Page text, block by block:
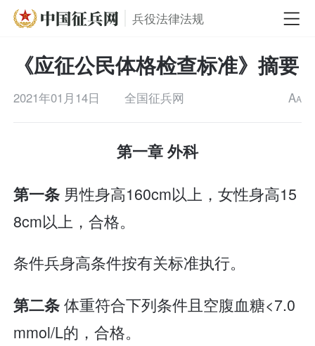
兵役法律法规
《应征公民体格检查标准》摘要
2021年01月14日 全国征兵网 AA
第一章 外科
第一条 男性身高160cm以上，女性身高15
8cm以上，合格。
条件兵身高条件按有关标准执行。
第二条体重符合下列条件且空腹血糖<7.0
mmol/L的，合格。